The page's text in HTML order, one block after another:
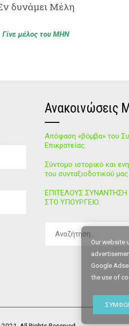
Our website
Google
the use of
δυνάμει Μέλη
Γίνε μέλος του ΜΗΝ
Ανακοινώσεις
Απόφαση «βόμβα» του
Επικρατείας.
Σύντομο ιστορικό και
του συνταξιοδοτικού
ΕΠΙΤΕΛΟΥΣ ΣΥΝΑΝΤΗΣΗ
ΣΤΟ ΥΠΟΥΡΓΕΙΟ.